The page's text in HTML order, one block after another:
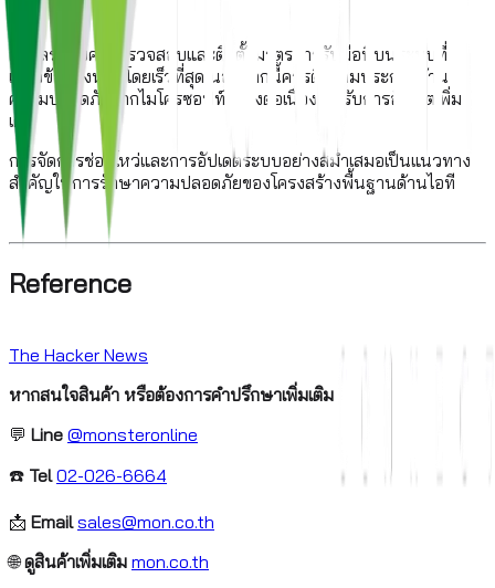
ผู้ดูแลระบบควรตรวจสอบและติดตั้งมาตรการรับมือนี้บนระบบที่
เกี่ยวข้องทั้งหมดโดยเร็วที่สุด นอกจากนี้ควรติดตามประกาศด้าน
ความปลอดภัยจากไมโครซอฟท์อย่างต่อเนื่องเพื่อรับการอัปเดตเพิ่ม
เติม
การจัดการช่องโหว่และการอัปเดตระบบอย่างสม่ำเสมอเป็นแนวทาง
สำคัญในการรักษาความปลอดภัยของโครงสร้างพื้นฐานด้านไอที
Reference
The Hacker News
หากสนใจสินค้า หรือต้องการคำปรึกษาเพิ่มเติม
💬 Line @monsteronline
☎️ Tel 02-026-6664
📩 Email sales@mon.co.th
🌐ดูสินค้าเพิ่มเติม mon.co.th